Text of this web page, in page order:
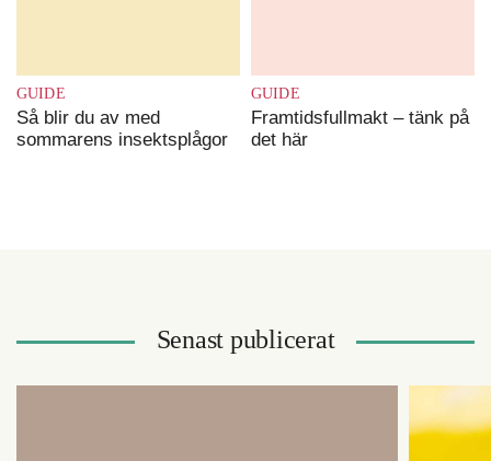
GUIDE
Så blir du av med
sommarens insektsplågor
GUIDE
Framtidsfullmakt – tänk på
det här
Senast publicerat